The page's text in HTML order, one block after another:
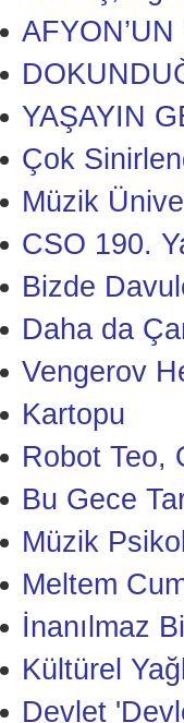
AFYON’UN
YAŞAYIN
Çok
Müzik
CSO 190.
Bizde
Daha da
Vengerov
Kartopu
Robot Teo,
Bu Gece
Müzik
Meltem
İnanılmaz
Kültürel
Devlet